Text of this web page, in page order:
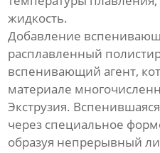
трехцветных ротангов из ПЭ/
ПП
Линия по производству
прутка для 3D-принтера
Оборудование для сварки
профильных панелей
жидкость.
Добавление
расплавленный
вспенивающий агент,
материале
Экструзия.
через специальное
образуя непрерывный